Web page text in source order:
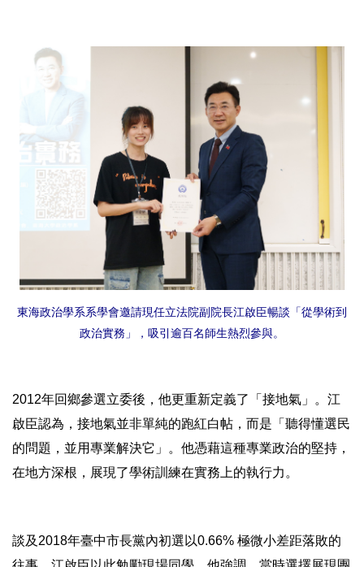
東海政治學系系學會邀請現任立法院副院長江啟臣暢談「從學術到
政治實務」，吸引逾百名師生熱烈參與。
2012年回鄉參選立委後，他更重新定義了「接地氣」。江
啟臣認為，接地氣並非單純的跑紅白帖，而是「聽得懂選民
的問題，並用專業解決它」。他憑藉這種專業政治的堅持，
在地方深根，展現了學術訓練在實務上的執行力。
談及2018年臺中市長黨內初選以0.66% 極微小差距落敗的